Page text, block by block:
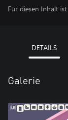
Für diesen Inhalt
DETAILS
Galerie